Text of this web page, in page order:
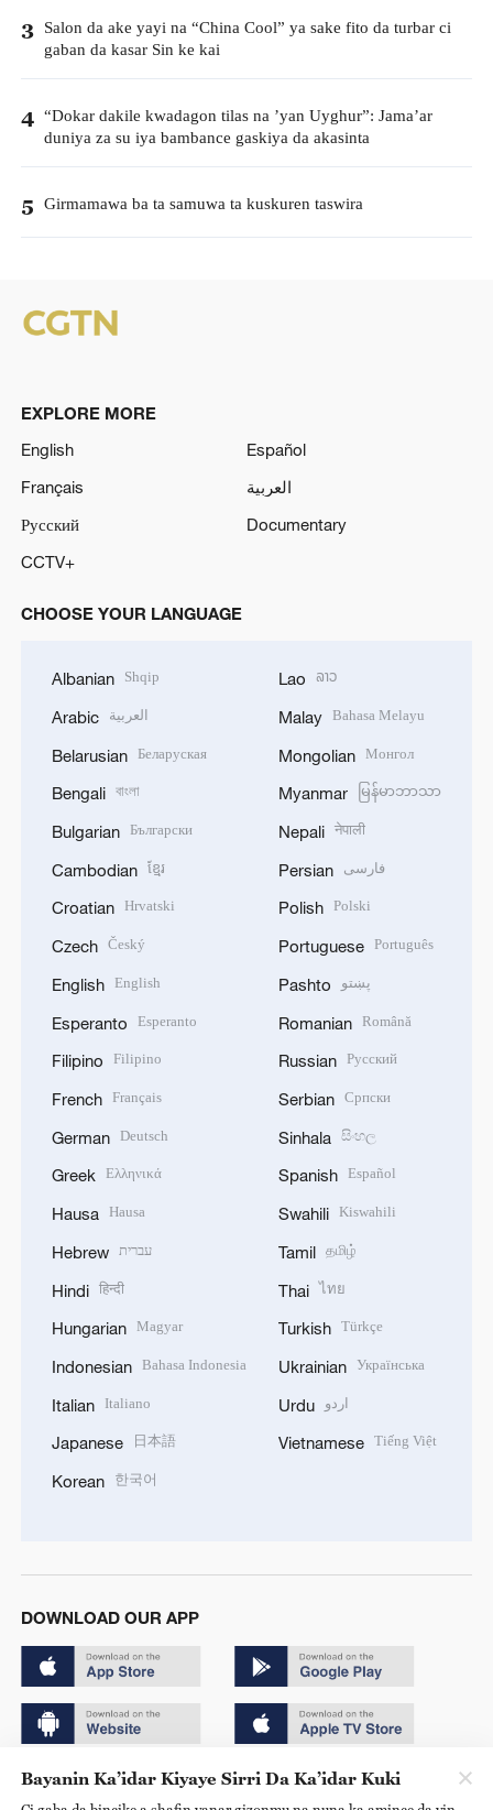
3 Salon da ake yayi na “China Cool” ya sake fito da turbar ci
gaban da kasar Sin ke kai
4 “Dokar dakile kwadagon tilas na ’yan Uyghur”: Jama’ar
duniya za su iya bambance gaskiya da akasinta
5 Girmamawa ba ta samuwa ta kuskuren taswira
EXPLORE MORE
English
Español
Français
العربية
Русский
Documentary
CCTV+
CHOOSE YOUR LANGUAGE
Albanian Shqip
Arabic العربية
Belarusian Беларуская
Bengali বাংলা
Bulgarian Български
Cambodian ខ្មែរ
Croatian Hrvatski
Czech Český
English English
Esperanto Esperanto
Filipino Filipino
French Français
German Deutsch
Greek Ελληνικά
Hausa Hausa
Hebrew עברית
Hindi हिन्दी
Hungarian Magyar
Indonesian Bahasa Indonesia
Italian Italiano
Japanese 日本語
Korean 한국어
Lao ລາວ
Malay Bahasa Melayu
Mongolian Монгол
Myanmar မြန်မာဘာသာ
Nepali नेपाली
Persian فارسی
Polish Polski
Portuguese Português
Pashto پښتو
Romanian Română
Russian Русский
Serbian Српски
Sinhala සිංහල
Spanish Español
Swahili Kiswahili
Tamil தமிழ்
Thai ไทย
Turkish Türkçe
Ukrainian Українська
Urdu اردو
Vietnamese Tiếng Việt
DOWNLOAD OUR APP
Copyright © 2024 CGTN.
Bayanin Ka’idar Kiyaye Sirri Da Ka’idar Kuki